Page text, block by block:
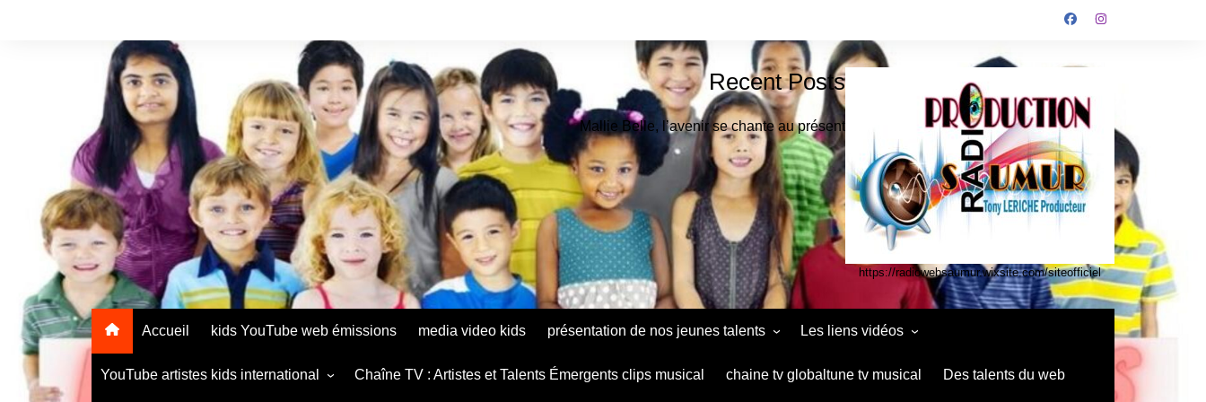
Recent Posts
Mallie Belle, l’avenir se chante au présent
https://radiowebsaumur.wixsite.com/siteofficiel
Accueil kids YouTube web émissions media video kids présentation de nos jeunes talents
Astrid Muthu Kids Oradéa
Les liens vidéos
infos media vidéo kids
YouTube artistes kids international Chaîne TV : Artistes et Talents Émergents clips musical chaine tv globaltune tv musical Des talents du web